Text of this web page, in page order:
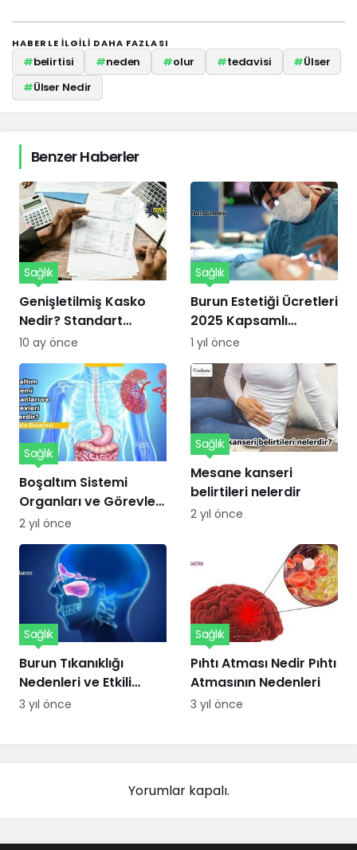
HABERLE ILGILI DAHA FAZLASI
#belirtisi #neden #olur #tedavisi #Ülser
#Ülser Nedir
Benzer Haberler
Genişletilmiş Kasko
Nedir? Standart
Kaskodan Farkları ve
Sağlık
10 ay önce
Burun Estetiği Ücretleri
2025 Kapsamlı
Kılavuzu
Sağlık
1 yıl önce
Boşaltım Sistemi
Organları ve Görevleri
Nelerdir?
Sağlık
2 yıl önce
Mesane kanseri
belirtileri nelerdir
Sağlık
2 yıl önce
Burun Tıkanıklığı
Nedenleri ve Etkili
Çözümler
Sağlık
3 yıl önce
Pıhtı Atması Nedir Pıhtı
Atmasının Nedenleri
Sağlık
3 yıl önce
Yorumlar kapalı.